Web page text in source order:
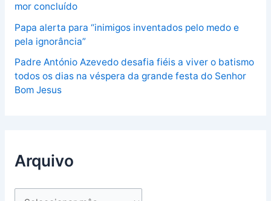
mor concluído
Papa alerta para “inimigos inventados pelo medo e
pela ignorância”
Padre António Azevedo desafia fiéis a viver o batismo
todos os dias na véspera da grande festa do Senhor
Bom Jesus
Arquivo